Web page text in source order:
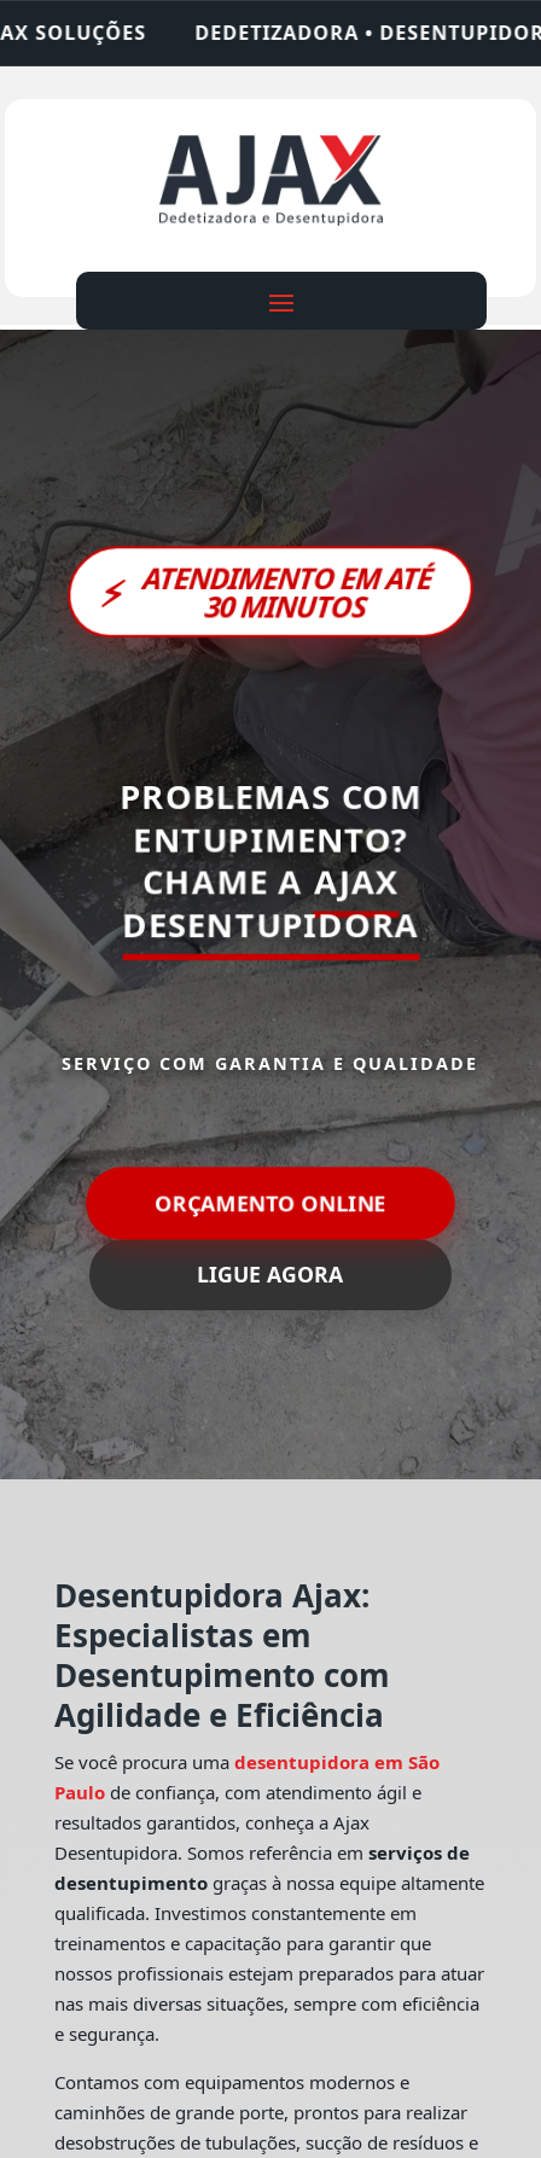
• DESENTUPIDORA • LIMPEZA DE FOSSA
⚡ ATENDIMENTO EM ATÉ
30 MINUTOS
PROBLEMAS COM
ENTUPIMENTO?
CHAME A AJAX
DESENTUPIDORA
SERVIÇO COM GARANTIA E QUALIDADE
ORÇAMENTO ONLINE
LIGUE AGORA
Desentupidora Ajax:
Especialistas em
Desentupimento com
Agilidade e Eficiência
Se você procura uma desentupidora em São
Paulo de confiança, com atendimento ágil e
resultados garantidos, conheça a Ajax
Desentupidora. Somos referência em serviços de
desentupimentograças à nossa equipe altamente
qualificada. Investimos constantemente em
treinamentos e capacitação para garantir que
nossos profissionais estejam preparados para atuar
nas mais diversas situações, sempre com eficiência
e segurança.
Contamos com equipamentos modernos e
caminhões de grande porte, prontos para realizar
desobstruções de tubulações, sucção de resíduos e